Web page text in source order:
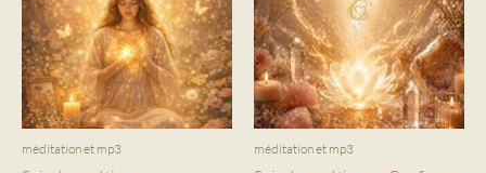
méditation et mp3 méditation et mp3